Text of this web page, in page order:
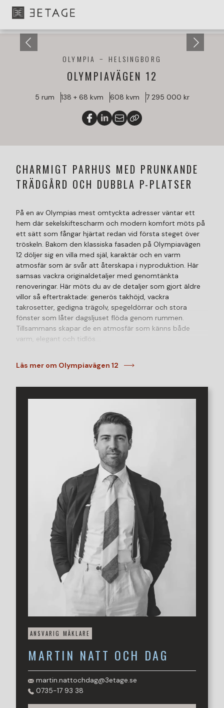
OLYMPIAVÄGEN 12
OLYMPIA HELSINGBORG
5 rum 138 + 68 kvm 608 kvm 7 295 000 kr
CHARMIGT PARHUS MED PRUNKANDE
TRÄDGÅRD OCH DUBBLA P-PLATSER
På en av Olympias mest omtyckta adresser väntar ett
hem där sekelskiftescharm och modern komfort möts på
ett sätt som fångar hjärtat redan vid första steget över
tröskeln. Bakom den klassiska fasaden på Olympiavägen
12 döljer sig en villa med själ, karaktär och en varm
atmosfär som är svår att återskapa i nyproduktion. Här
samsas vackra originaldetaljer med genomtänkta
renoveringar. Här möts du av de detaljer som gjort äldre
villor så eftertraktade: generös takhöjd, vackra
takrosetter, gedigna trägolv, spegeldörrar och stora
fönster som låter dagsljuset flöda genom rummen.
Tillsammans skapar de en atmosfär som känns både
varm, elegant och tidlös.
vardagsrum samspelar på ett naturligt sätt. Kaminen
vårsolen tittar fram. Här väntar en grönskande och privat
utemiljö med plats för allt från morgonkaffet i solen till
långa sommarkvällar med familj och vänner. Dessutom
finns två-tre parkeringsplatser, som nås via
Stenbocksgatan, utrustat med laddstolpe!
Det här är ett hem som bär på sin historia samtidigt som
det omsorgsfullt har uppdaterats för dagens behov. Ett
hus där varje rum har sin egen karaktär, där ljuset
förändrar uttrycket genom dagen och där de vackra
originaldetaljerna ständigt påminner om husets anrika
Läget på Olympia är lika attraktivt som huset självt. Här
bor du i ett av Helsingborgs mest uppskattade
villaområden med stadskärnan, havet, parker, skolor,
restauranger och service på bekvämt gångavstånd. Ett
område som kombinerar stadens puls med den lugna
känslan av ett etablerat och grönskande villakvarter.
Välkommen till Olympiavägen 12, välkommen hem!
Läs mer om Olympiavägen 12
ANSVARIG MÄKLARE
MARTIN NATT OCH DAG
martin.nattochdag@3etage.se
0735-17 93 38